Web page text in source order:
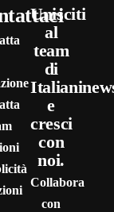
Unisciti
al
team
di
e
cresci
con
noi.
Collabora
con